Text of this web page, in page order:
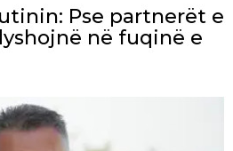
Pse partnerët e
në fuqinë e